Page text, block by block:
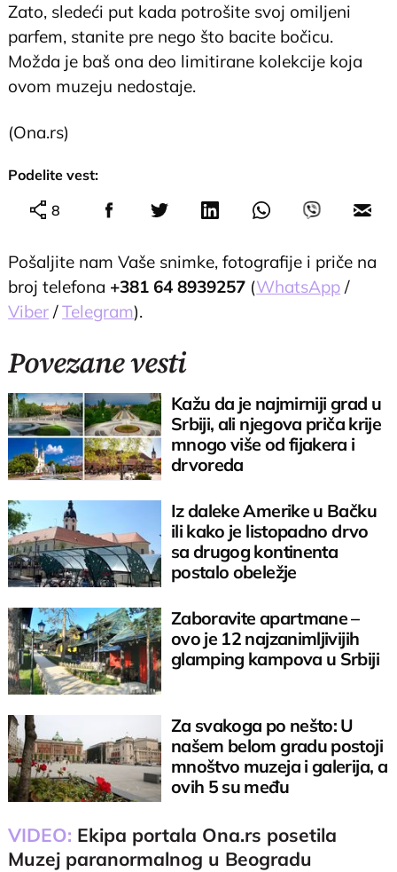
Zato, sledeći put kada potrošite svoj omiljeni
parfem, stanite pre nego što bacite bočicu.
Možda je baš ona deo limitirane kolekcije koja
ovom muzeju nedostaje.
(Ona.rs)
Podelite vest:
8
Pošaljite nam Vaše snimke, fotografije i priče na
broj telefona +381 64 8939257 (WhatsApp /
Viber /Telegram).
Povezane vesti
Kažu da je najmirniji grad u
Srbiji, ali njegova priča krije
mnogo više od fijakera i
drvoreda
Iz daleke Amerike u Bačku
ili kako je listopadno drvo
sa drugog kontinenta
postalo obeležje
Zaboravite apartmane –
ovo je 12 najzanimljivijih
glamping kampova u Srbiji
Za svakoga po nešto: U
našem belom gradu postoji
mnoštvo muzeja i galerija, a
ovih 5 su među
VIDEO: Ekipa portala Ona.rs posetila
Muzej paranormalnog u Beogradu